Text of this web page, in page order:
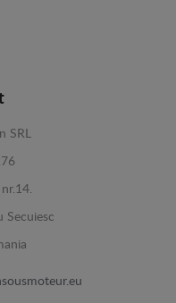
SRL
Secuiesc